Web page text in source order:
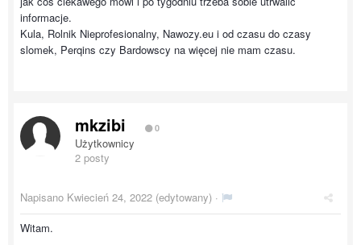
informacje.
Kula, Rolnik Nieprofesionalny, Nawozy.eu i od czasu do czasy
slomek, Perqins czy Bardowscy na więcej nie mam czasu.
mkzibi 0
Użytkownicy
2 posty
Napisano Kwiecień 24, 2022 (edytowany) ·
Witam.